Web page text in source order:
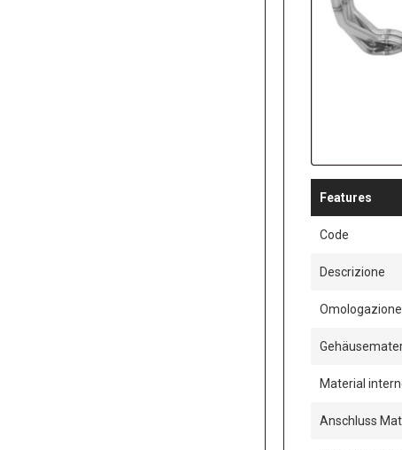
Features
Code
Descrizione
Omologazione
Material
Anschluss